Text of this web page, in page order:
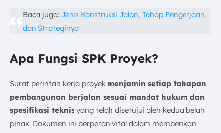
Baca juga: Jenis Konstruksi Jalan, Tahap Pengerjaan,
dan Strateginya
Apa Fungsi SPK Proyek?
Surat perintah kerja proyek menjamin setiap tahapan
pembangunan berjalan sesuai mandat hukum dan
spesifikasi teknis yang telah disetujui oleh kedua belah
pihak. Dokumen ini berperan vital dalam memberikan